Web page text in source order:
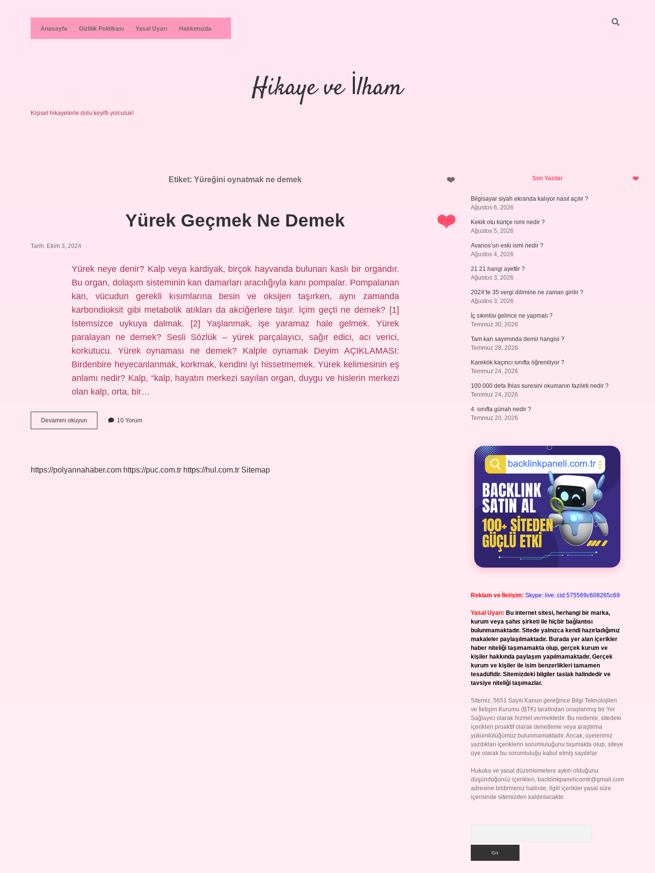
Anasayfa Gizlilik Politikası Yasal Uyarı Hakkımızda
Hikaye ve İlham
Kişisel hikayelerle dolu keyifli yolculuk!
Etiket:Yüreğini oynatmak ne demek
Yürek Geçmek Ne Demek
Tarih: Ekim 3, 2024
Yürek neye denir? Kalp veya kardiyak, birçok hayvanda bulunan kaslı bir organdır.
Bu organ, dolaşım sisteminin kan damarları aracılığıyla kanı pompalar. Pompalanan
kan, vücudun gerekli kısımlarına besin ve oksijen taşırken, aynı zamanda
karbondioksit gibi metabolik atıkları da akciğerlere taşır. İçim geçti ne demek? [1]
İstemsizce uykuya dalmak. [2] Yaşlanmak, işe yaramaz hale gelmek. Yürek
paralayan ne demek? Sesli Sözlük – yürek parçalayıcı, sağır edici, acı verici,
korkutucu. Yürek oynaması ne demek? Kalple oynamak Deyim AÇIKLAMASI:
Birdenbire heyecanlanmak, korkmak, kendini iyi hissetmemek. Yürek kelimesinin eş
anlamı nedir? Kalp, “kalp, hayatın merkezi sayılan organ, duygu ve hislerin merkezi
olan kalp, orta, bir…
Devamını okuyun
Geçmek
10 Yorum
https://polyannahaber.com https://puc.com.tr https://hul.com.tr Sitemap
SidebarSon Yazılar
Bilgisayar siyah ekranda kalıyor nasıl açılır ?
Ağustos 6, 2026
Kekik otu kürtçe ismi nedir ?
Ağustos 5, 2026
Avanos’un eski ismi nedir ?
Ağustos 4, 2026
21 21 hangi ayettir ?
Ağustos 3, 2026
2024’te 35 vergi dilimine ne zaman girilir ?
Ağustos 3, 2026
İç sıkıntısı gelince ne yapmalı ?
Temmuz 30, 2026
Tam kan sayımında demir hangisi ?
Temmuz 28, 2026
Karekök kaçıncı sınıfta öğreniliyor ?
Temmuz 24, 2026
100.000 defa İhlas suresini okumanın fazileti nedir ?
Temmuz 24, 2026
4. sınıfta günah nedir ?
Temmuz 20, 2026
Reklam ve İletişim: Skype: live:.cid.575569c608265c69
Yasal Uyarı: Bu internet sitesi, herhangi bir marka,
kurum veya şahıs şirketi ile hiçbir bağlantısı
bulunmamaktadır. Sitede yalnızca kendi hazırladığımız
makaleler paylaşılmaktadır. Burada yer alan içerikler
haber niteliği taşımamakta olup, gerçek kurum ve
kişiler hakkında paylaşım yapılmamaktadır. Gerçek
kurum ve kişiler ile isim benzerlikleri tamamen
tesadüfidir. Sitemizdeki bilgiler taslak halindedir ve
tavsiye niteliği taşımazlar.
Sitemiz, 5651 Sayılı Kanun gereğince Bilgi Teknolojileri
ve İletişim Kurumu (BTK) tarafından onaylanmış bir Yer
Sağlayıcı olarak hizmet vermektedir. Bu nedenle, sitedeki
içerikleri proaktif olarak denetleme veya araştırma
yükümlülüğümüz bulunmamaktadır. Ancak, üyelerimiz
yazdıkları içeriklerin sorumluluğunu taşımakta olup, siteye
üye olarak bu sorumluluğu kabul etmiş sayılırlar.
Hukuka ve yasal düzenlemelere aykırı olduğunu
düşündüğünüz içerikleri, backlinkpanelicomtr@gmail.com
adresine bildirmeniz halinde, ilgili içerikler yasal süre
içerisinde sitemizden kaldırılacaktır.